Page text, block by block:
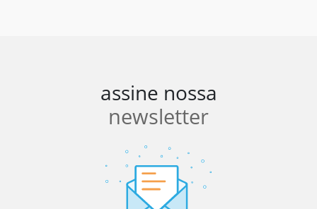
assine nossa
newsletter